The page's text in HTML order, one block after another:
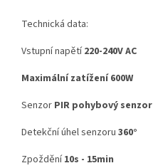
Technická data:
Vstupní napětí220-240V AC
Maximální zatížení 600W
Senzor PIR pohybový senzor
Detekční úhel senzoru 360°
Zpoždění10s - 15min